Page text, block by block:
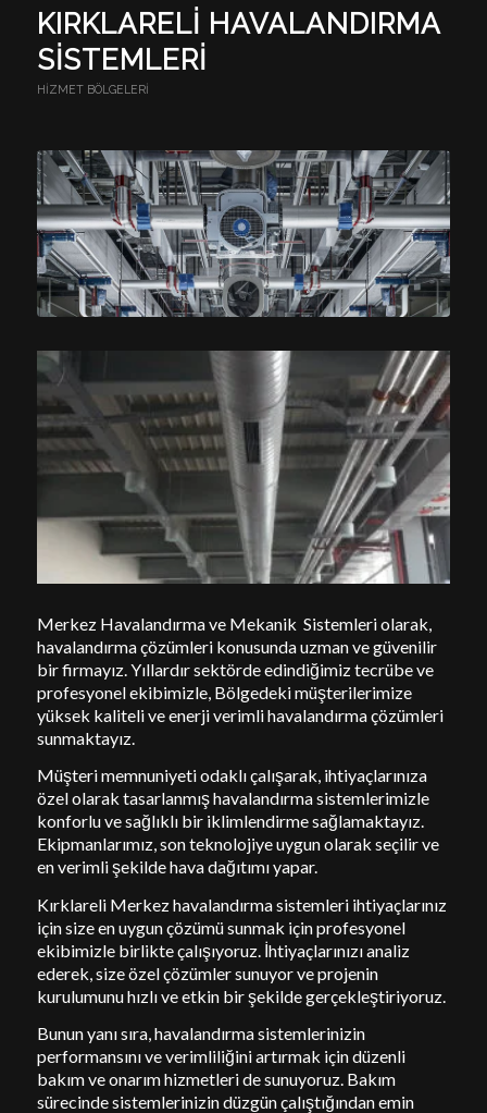
KIRKLARELI HAVALANDIRMA
SISTEMLERI
HIZMET BÖLGELERI
Merkez Havalandırma ve Mekanik Sistemleri olarak,
havalandırma çözümleri konusunda uzman ve güvenilir
bir firmayız. Yıllardır sektörde edindiğimiz tecrübe ve
profesyonel ekibimizle, Bölgedeki müşterilerimize
yüksek kaliteli ve enerji verimli havalandırma çözümleri
sunmaktayız.
Müşteri memnuniyeti odaklı çalışarak, ihtiyaçlarınıza
özel olarak tasarlanmış havalandırma sistemlerimizle
konforlu ve sağlıklı bir iklimlendirme sağlamaktayız.
Ekipmanlarımız, son teknolojiye uygun olarak seçilir ve
en verimli şekilde hava dağıtımı yapar.
Kırklareli Merkez havalandırma sistemleri ihtiyaçlarınız
için size en uygun çözümü sunmak için profesyonel
ekibimizle birlikte çalışıyoruz. İhtiyaçlarınızı analiz
ederek, size özel çözümler sunuyor ve projenin
kurulumunu hızlı ve etkin bir şekilde gerçekleştiriyoruz.
Bunun yanı sıra, havalandırma sistemlerinizin
performansını ve verimliliğini artırmak için düzenli
bakım ve onarım hizmetleri de sunuyoruz. Bakım
sürecinde sistemlerinizin düzgün çalıştığından emin